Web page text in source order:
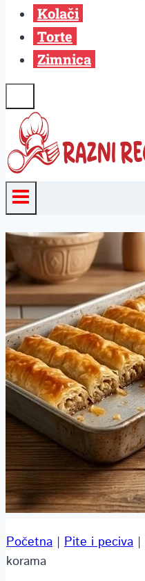
Kolači
Torte
Zimnica
Početna | Pite i peciva |
korama